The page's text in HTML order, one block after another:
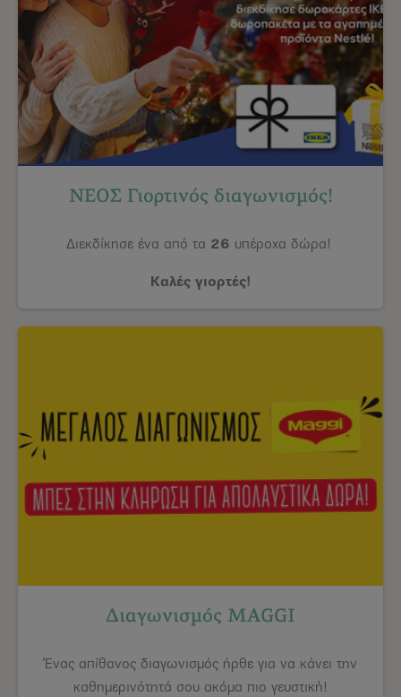
ΝΕΟΣ Γιορτινός διαγωνισμός!
Διεκδίκησε ένα από τα 26 υπέροχα δώρα!
Καλές γιορτές!
Διαγωνισμός MAGGI
Ένας απίθανος διαγωνισμός ήρθε για να κάνει την
καθημερινότητά σου ακόμα πιο γευστική!